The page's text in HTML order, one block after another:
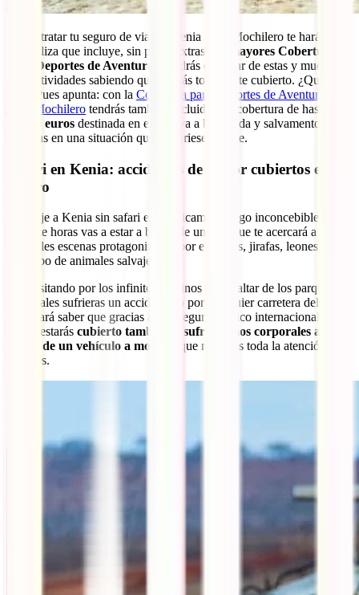
Al contratar tu seguro de viaje a Kenia IATI Mochilero te harás con
una póliza que incluye, sin pagar extras,
las mayores Coberturas
para Deportes de Aventura
y podrás disfrutar de estas y muchas
más actividades sabiendo que estarás totalmente cubierto. ¿Quieres
más? Pues apunta: con la Cobertura para Deportes de Aventura del
IATI Mochilero tendrás también incluida una cobertura de hasta
15.000 euros destinada en exclusiva a búsqueda y salvamento por si
te vieras en una situación que requiriese rescate.
Safari en Kenia: accidentes de motor cubiertos en tu
seguro
Un viaje a Kenia sin safari es prácticamente algo inconcebible.
Durante horas vas a estar a bordo de un 4×4 que te acercará a
increíbles escenas protagonizadas por elefantes, jirafas, leones y
todo tipo de animales salvajes.
Si transitando por los infinitos caminos sin asfaltar de los parques
nacionales sufrieras un accidente, o por cualquier carretera del país,
te gustará saber que gracias a a tu seguro médico internacional para
Kenia estarás cubierto también si sufres daños corporales a
bordo de un vehículo a motor
y que recibirás toda la atención que
precises.